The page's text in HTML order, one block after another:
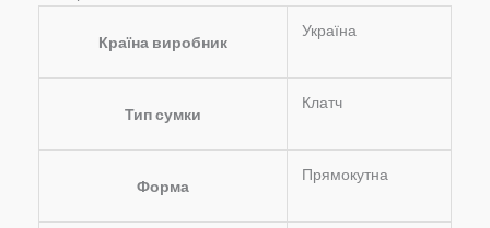
Країна виробник
Україна
Тип сумки
Клатч
Форма
Прямокутна